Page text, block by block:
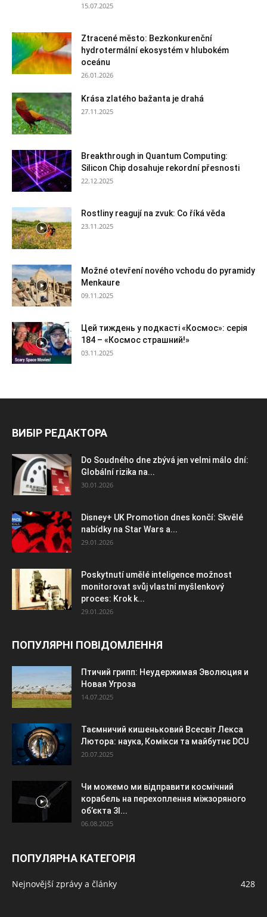
15.07.2025
Ztracené město: Bezkonkurenční
hydrotermální ekosystém v hlubokém
oceánu
26.01.2026
Krása zlatého bažanta je drahá
27.11.2025
Breakthrough in Quantum Computing:
Silicon Chip dosahuje rekordní přesnosti
22.12.2025
Rostliny reagují na zvuk: Co říká věda
23.11.2025
Možné otevření nového vchodu do pyramidy
Menkaure
09.11.2025
Цей тиждень у подкасті «Космос»: серія
184 – «Космос страшний!»
03.11.2025
ВИБІР РЕДАКТОРА
Do Soudného dne zbývá jen velmi málo dní:
Globální rizika na...
30.01.2026
Disney+ UK Promotion dnes končí: Skvělé
nabídky na Star Wars a...
29.01.2026
Poskytnutí umělé inteligence možnost
monitorovat svůj vlastní myšlenkový
proces: Krok k...
29.01.2026
ПОПУЛЯРНІ ПОВІДОМЛЕННЯ
Птичий грипп: Неудержимая Эволюция и
Новая Угроза
14.07.2025
Таємничий кишеньковий Всесвіт Лекса
Лютора: наука, Комікси та майбутнє DCU
20.07.2025
Чи можемо ми відправити космічний
корабель на перехоплення міжзоряного
об’єкта 3I...
06.08.2025
ПОПУЛЯРНА КАТЕГОРІЯ
Nejnovější zprávy a články 428